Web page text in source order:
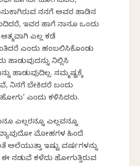
ನನಗೆ ಅವರ ಹಾಡಿನ
ಇವರ ಹಾಗೆ ನಾನೂ ಒಂದು
ಎಲ್ಲ ಕಡೆ
ಎಂದು ಹಂಬಲಿಸಿಕೊಂಡು
ಹಾಡುವುದನ್ನು ನಿಲ್ಲಿಸಿ
ಹಾಡುವುದಿಲ್ಲ. ನಮ್ಮಷ್ಟಕ್ಕೆ
ನಿನಗೆ ಬೇಕಿದ್ದರೆ ಬಂದು
ಎಂದು ಕಳಿಸಿದ್ದರು.
ಎಲ್ಲರನ್ನೂ ಎಲ್ಲವನ್ನೂ
ಮೋಹಗಳ ಹಿಂದೆ
ಇಷ್ಟು ವರ್ಷಗಳನ್ನು
ಈ ನಡುವೆ ಕಳೆದು ಹೋಗುತ್ತಿರುವ